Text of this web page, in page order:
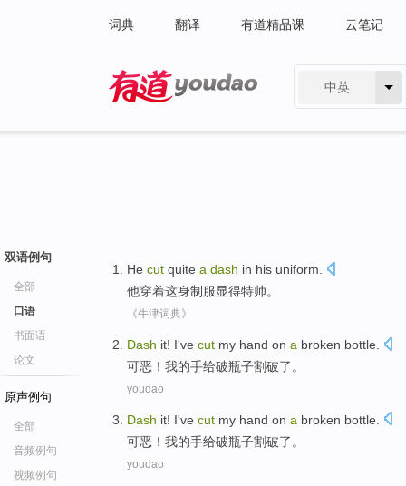
词典 翻译 有道精品课 云笔记
中英
双语例句
全部
口语
书面语
论文
原声例句
全部
音频例句
视频例句
He cut quite a dash in his uniform
他穿着这身制服显得特帅。
《牛津词典》
Dash it! I've cut my hand on a broken bottle
可恶 ！ 我的手给破瓶子割破了 。
youdao
Dash it! I've cut my hand on a broken bottle
可恶 ！ 我的手给破瓶子割破了 。
youdao